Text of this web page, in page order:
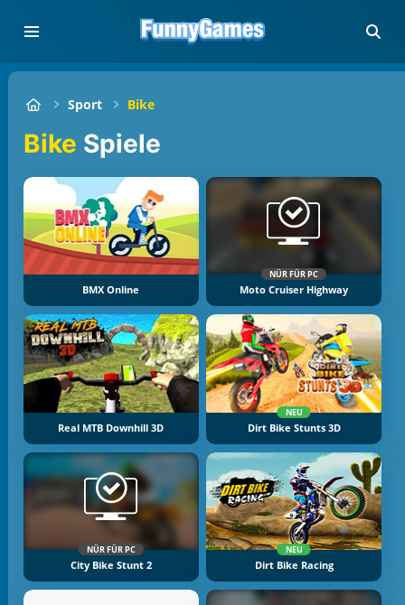
Sport Bike
Bike Spiele
BMX Online
NÜR FÜR PC
Moto Cruiser Highway
Real MTB Downhill 3D
NEU
Dirt Bike Stunts 3D
NÜR FÜR PC
City Bike Stunt 2
NEU
Dirt Bike Racing